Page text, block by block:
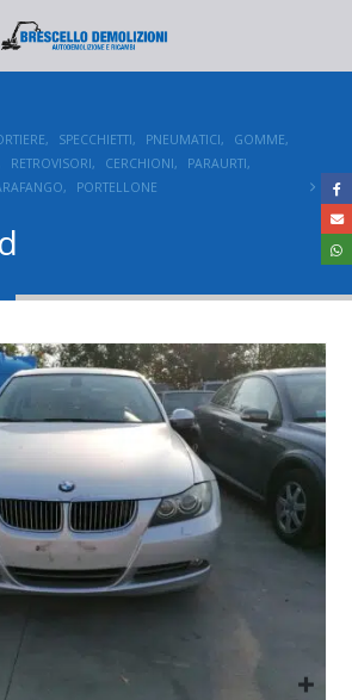
, SPECCHIETTI, PNEUMATICI, GOMME,
RETROVISORI, CERCHIONI, PARAURTI,
,
PORTELLONE